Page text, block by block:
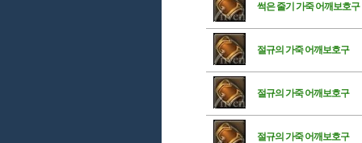
썩은 줄기 가죽 어깨보호구
절규의 가죽 어깨보호구
절규의 가죽 어깨보호구
절규의 가죽 어깨보호구